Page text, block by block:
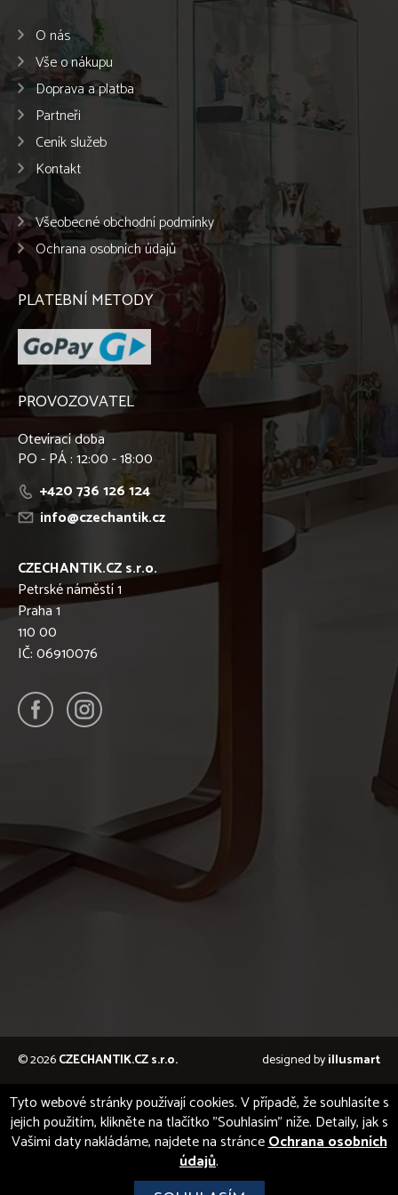
O nás
Vše o nákupu
Doprava a platba
Partneři
Ceník služeb
Kontakt
Všeobecné obchodní podmínky
Ochrana osobních údajů
PLATEBNÍ METODY
PROVOZOVATEL
Otevírací doba
PO - PÁ : 12:00 - 18:00
+420 736 126 124
info@czechantik.cz
CZECHANTIK.CZ s.r.o.
Petrské náměstí 1
Praha 1
110 00
IČ: 06910076
© 2026CZECHANTIK.CZ s.r.o. designed byillusmart
Tyto webové stránky používají cookies. V případě, že souhlasíte s
jejich použitím, klikněte na tlačítko "Souhlasím" níže. Detaily, jak s
Vašimi daty nakládáme, najdete na stránceOchrana osobních
údajů.